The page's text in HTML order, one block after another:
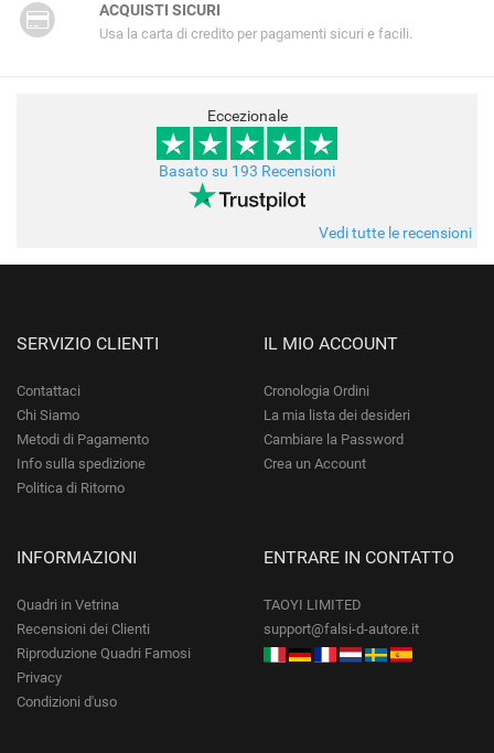
ACQUISTI SICURI
Usa la carta di credito per pagamenti sicuri e facili.
Eccezionale
Basato su 193 Recensioni
Vedi tutte le recensioni
SERVIZIO CLIENTI
Contattaci
Chi Siamo
Metodi di Pagamento
Info sulla spedizione
Politica di Ritorno
IL MIO ACCOUNT
Cronologia Ordini
La mia lista dei desideri
Cambiare la Password
Crea un Account
INFORMAZIONI
Quadri in Vetrina
Recensioni dei Clienti
Riproduzione Quadri Famosi
Privacy
Condizioni d'uso
ENTRARE IN CONTATTO
TAOYI LIMITED
support@falsi-d-autore.it